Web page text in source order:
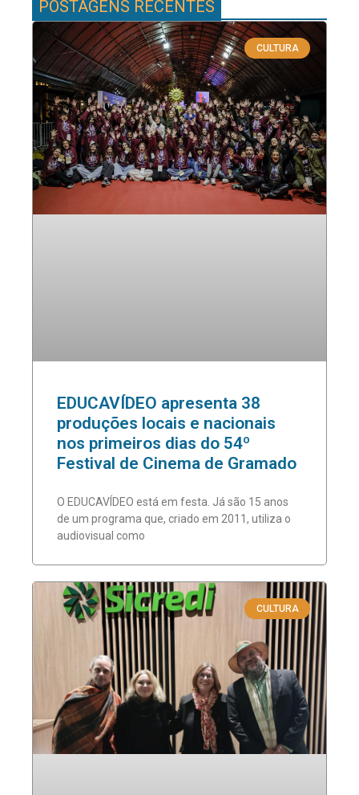
POSTAGENS RECENTES
CULTURA
EDUCAVÍDEO apresenta 38
produções locais e nacionais
nos primeiros dias do 54º
Festival de Cinema de Gramado
O EDUCAVÍDEO está em festa. Já são 15 anos
de um programa que, criado em 2011, utiliza o
audiovisual como
CULTURA